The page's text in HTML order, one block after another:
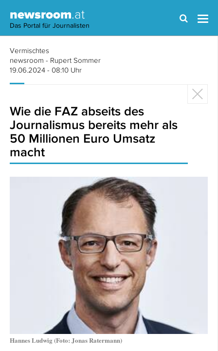
newsroom.at
Das Portal für Journalisten
Vermischtes
newsroom - Rupert Sommer
19.06.2024 - 08:10 Uhr
Wie die FAZ abseits des
Journalismus bereits mehr als
50 Millionen Euro Umsatz
macht
Hannes Ludwig (Foto: Jonas Ratermann)